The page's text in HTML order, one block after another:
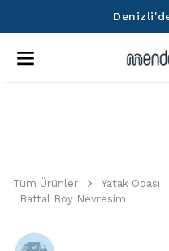
Tüm Ürünler Yatak Odası
Battal Boy Nevresim